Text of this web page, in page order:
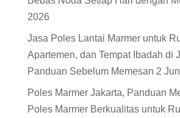
2026
Jasa Poles Lantai Marmer untuk
Apartemen, dan Tempat Ibadah di
Panduan Sebelum Memesan 2
Poles Marmer Jakarta, Panduan
Poles Marmer Berkualitas untuk